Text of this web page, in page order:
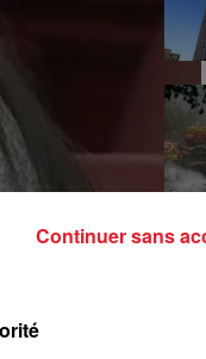
Continuer sans